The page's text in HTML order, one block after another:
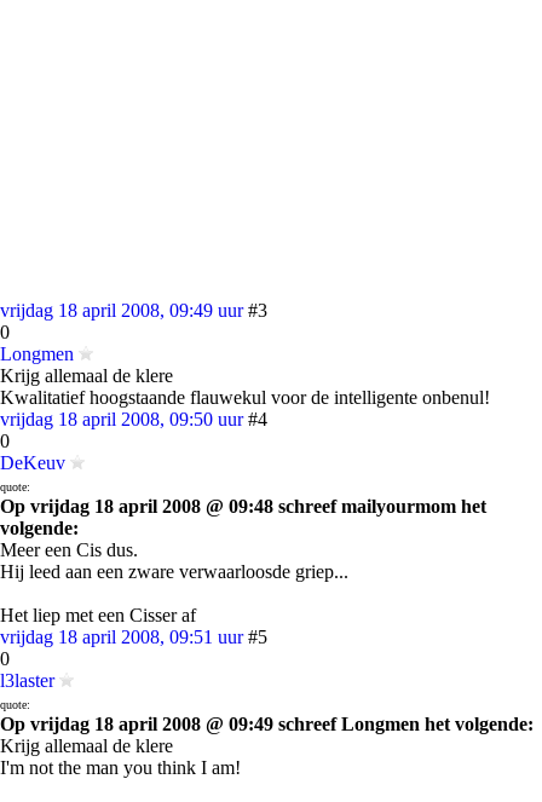
vrijdag 18 april 2008, 09:49 uur #3
0
Longmen
Krijg allemaal de klere
Kwalitatief hoogstaande flauwekul voor de intelligente onbenul!
vrijdag 18 april 2008, 09:50 uur #4
0
DeKeuv
quote:
Op vrijdag 18 april 2008 @ 09:48 schreef mailyourmom het
volgende:
Meer een Cis dus.
Hij leed aan een zware verwaarloosde griep...
Het liep met een Cisser af
vrijdag 18 april 2008, 09:51 uur #5
0
l3laster
quote:
Op vrijdag 18 april 2008 @ 09:49 schreef Longmen het volgende:
Krijg allemaal de klere
I'm not the man you think I am!